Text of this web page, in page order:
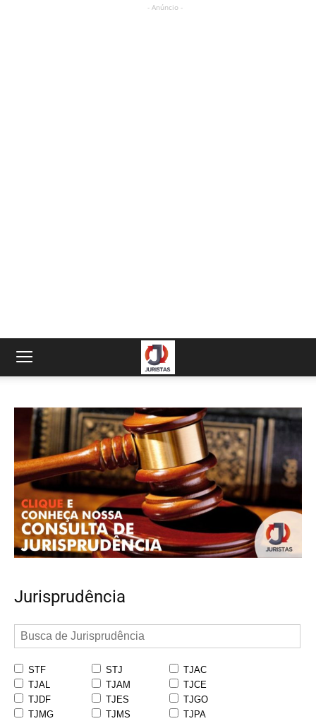
- Anúncio -
Jurisprudência
STF STJ
TJAC
TJAL
TJAM
TJCE
TJDF
TJES
TJGO
TJMG
TJMS
TJPA